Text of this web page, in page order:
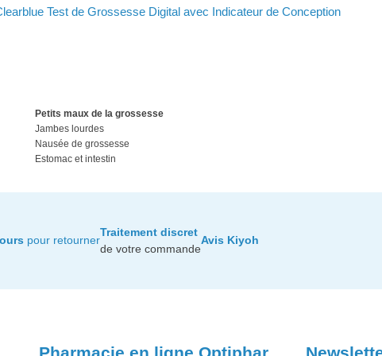
Test de Grossesse Digital avec Indicateur de Conception
Petits maux de la grossesse
Jambes lourdes
Nausée de grossesse
Estomac et intestin
pour retourner
Traitement discret
de votre commande
Avis Kiyoh